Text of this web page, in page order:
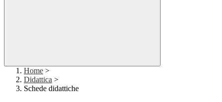
Home >
Didattica >
Schede didattiche